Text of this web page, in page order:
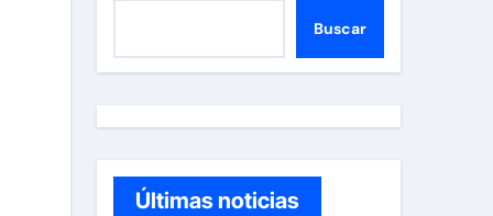
Buscar
Últimas noticias